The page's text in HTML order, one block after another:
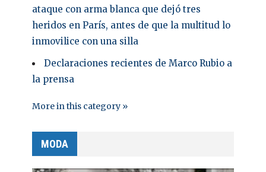
ataque con arma blanca que dejó tres
heridos en París, antes de que la multitud lo
inmovilice con una silla
Declaraciones recientes de Marco Rubio a
la prensa
More in this category »
MODA